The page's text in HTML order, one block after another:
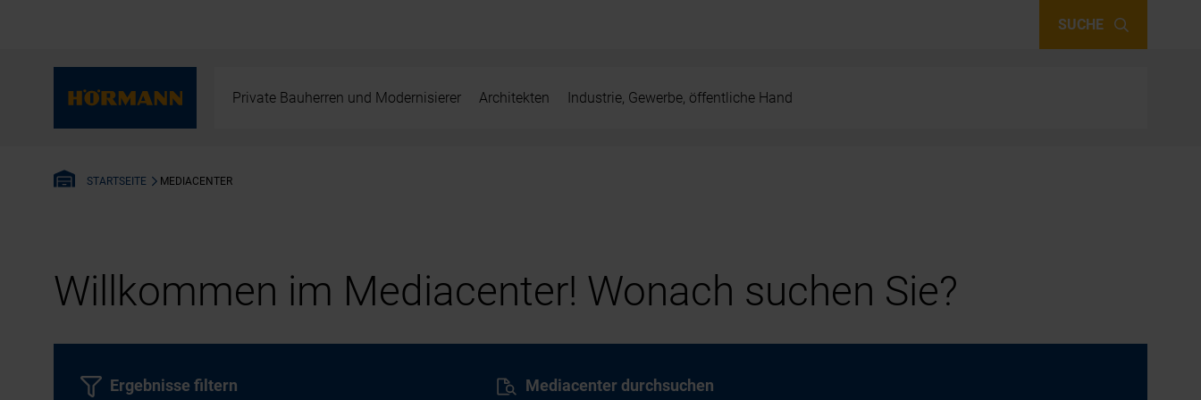
SUCHE
Private Bauherren und Modernisierer Architekten Industrie, Gewerbe, öffentliche Hand
STARTSEITE MEDIACENTER
Willkommen im Mediacenter! Wonach suchen Sie?
Mediacenter durchsuchen
Ergebnisse filtern